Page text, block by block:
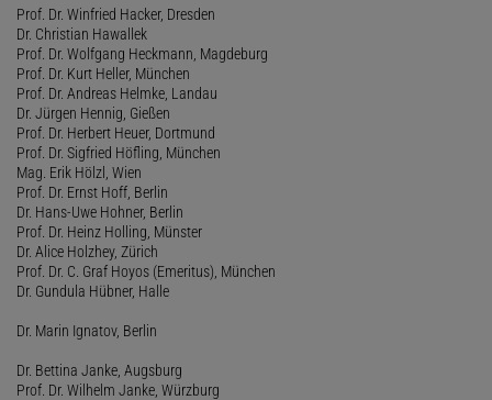
Prof. Dr. Winfried Hacker, Dresden
Dr. Christian Hawallek
Prof. Dr. Wolfgang Heckmann, Magdeburg
Prof. Dr. Kurt Heller, München
Prof. Dr. Andreas Helmke, Landau
Dr. Jürgen Hennig, Gießen
Prof. Dr. Herbert Heuer, Dortmund
Prof. Dr. Sigfried Höfling, München
Mag. Erik Hölzl, Wien
Prof. Dr. Ernst Hoff, Berlin
Dr. Hans-Uwe Hohner, Berlin
Prof. Dr. Heinz Holling, Münster
Dr. Alice Holzhey, Zürich
Prof. Dr. C. Graf Hoyos (Emeritus), München
Dr. Gundula Hübner, Halle
Dr. Marin Ignatov, Berlin
Dr. Bettina Janke, Augsburg
Prof. Dr. Wilhelm Janke, Würzburg